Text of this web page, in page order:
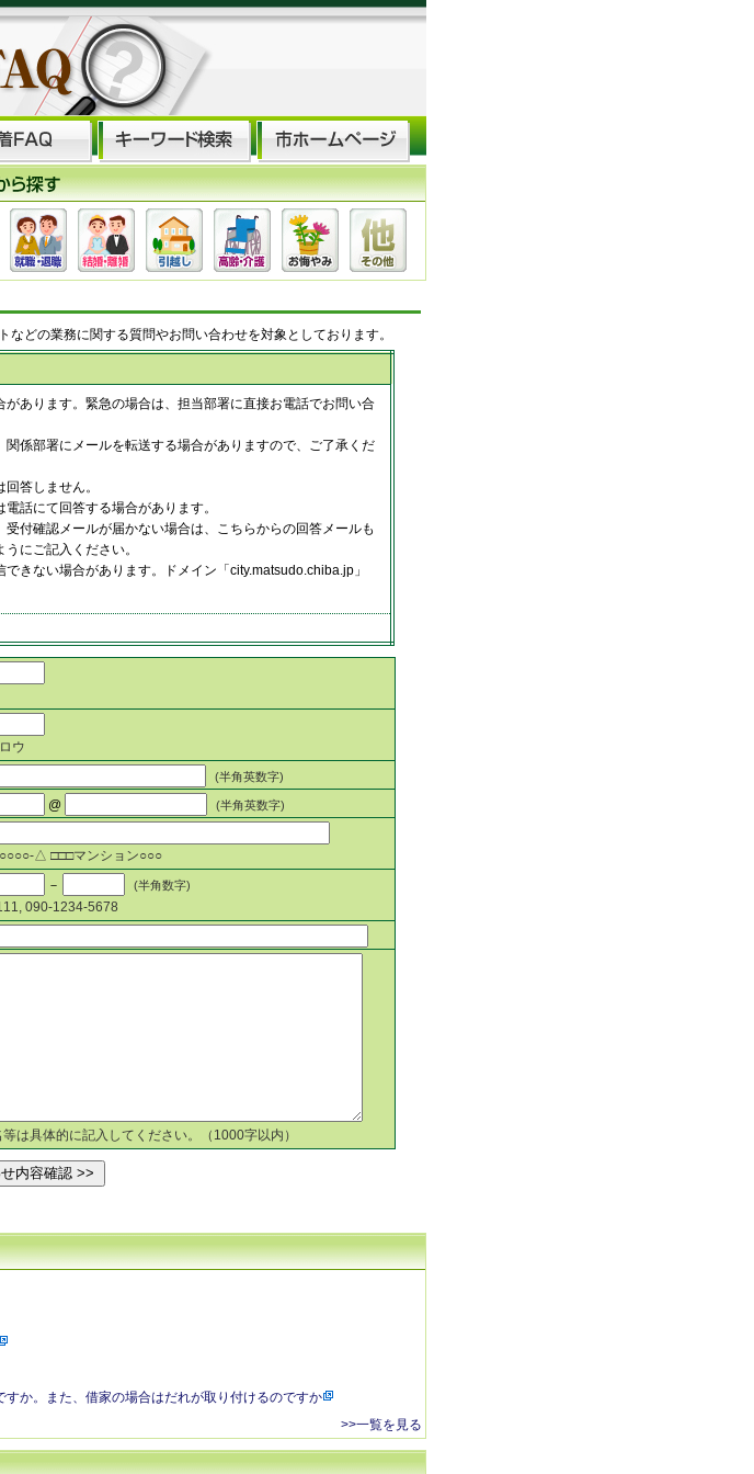
どの業務に関する質問やお問い合わせを対象としております。
あります。緊急の場合は、担当部署に直接お電話でお問い合
係部署にメールを転送する場合がありますので、ご了承くだ
答しません。
話にて回答する場合があります。
付確認メールが届かない場合は、こちらからの回答メールも
にご記入ください。
きない場合があります。ドメイン「city.matsudo.chiba.jp」
ウ
(半角英数字)
@ (半角英数字)
△ □□□マンション○○○
－ (半角数字)
090-1234-5678
は具体的に記入してください。（1000字以内）
か。また、借家の場合はだれが取り付けるのですか
>>一覧を見る